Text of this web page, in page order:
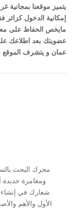
يتميز موقعنا
إمكانية الدخول
مايخص الحفاظ على
عضويتك بعد اطلاعك
عمان و يتشرف
محرك البحث
ومغامرة جديدة
شعارك في إنشاء
الأول والأهم